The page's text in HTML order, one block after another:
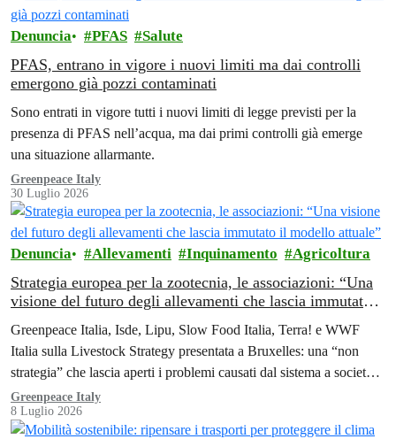
Denuncia PFAS Salute
PFAS, entrano in vigore i nuovi limiti ma dai controlli
emergono già pozzi contaminati
Sono entrati in vigore tutti i nuovi limiti di legge previsti per la
presenza di PFAS nell’acqua, ma dai primi controlli già emerge
una situazione allarmante.
Greenpeace Italy
30 Luglio 2026
Denuncia Allevamenti Inquinamento Agricoltura
Strategia europea per la zootecnia, le associazioni: “Una
visione del futuro degli allevamenti che lascia immutato il
Greenpeace Italia, Isde, Lipu, Slow Food Italia, Terra! e WWF
Italia sulla Livestock Strategy presentata a Bruxelles: una “non
strategia” che lascia aperti i problemi causati dal sistema a società,
ambiente e salute.
Greenpeace Italy
8 Luglio 2026